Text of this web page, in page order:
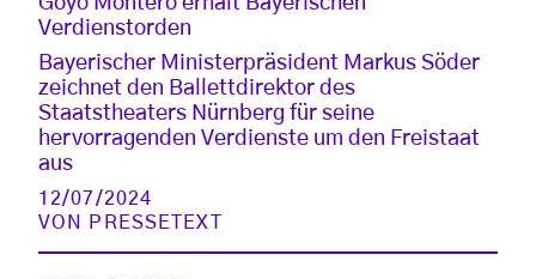
Verdienstorden
Bayerischer Ministerpräsident Markus Söder
zeichnet den Ballettdirektor des
Staatstheaters Nürnberg für seine
hervorragenden Verdienste um den Freistaat
aus
12/07/2024
VON
PRESSETEXT